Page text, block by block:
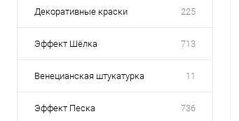
Декоративные краски 225
Эффект Шёлка 713
Венецианская штукатурка 11
Эффект Песка 736